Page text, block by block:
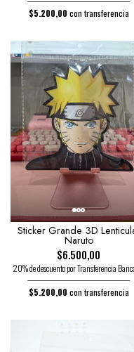
$5.200,00 con transferencia
Sticker Grande 3D
Naruto
$6.500,00
20% de descuento por Transferencia
$5.200,00 con transferencia